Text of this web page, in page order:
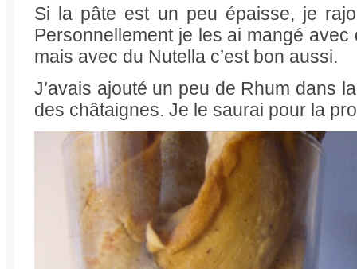
Si la pâte est un peu épaisse, je
Personnellement je les ai mangé
mais avec du Nutella c’est bon aussi.
J’avais ajouté un peu de Rhum dans
des châtaignes. Je le saurai pour la